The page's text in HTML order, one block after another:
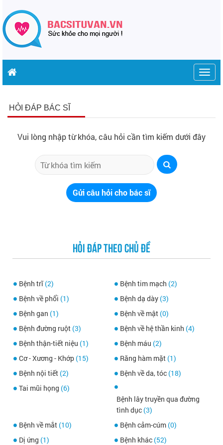
HỎI ĐÁP BÁC SĨ
Vui lòng nhập từ khóa, câu hỏi cần tìm kiếm dưới đây
Gửi câu hỏi cho bác sĩ
HỎI ĐÁP THEO CHỦ ĐỀ
Bệnh trĩ (2) Bệnh tim mạch (2)
Bệnh về phổi (1) Bệnh dạ dày(3)
Bệnh gan (1) Bệnh về mật(0)
Bệnh đường ruột (3) Bệnh về hệ thần kinh (4)
Bệnh thận-tiết niệu (1) Bệnh máu (2)
Cơ - Xương - Khớp (15) Răng hàm mặt(1)
Bệnh nội tiết (2) Bệnh về da, tóc(18)
Tai mũi họng (6)
Bệnh lây truyền qua đường
tình dục(3)
Bệnh về mắt (10) Bệnh cảm-cúm(0)
Dị ứng (1) Bệnh khác(52)